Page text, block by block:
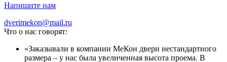
Напишите нам
dverimekon@mail.ru
Что о нас говорят:
Заказывали в компании МеКон двери нестандартного
размера – у нас была увеличенная высота проема. В